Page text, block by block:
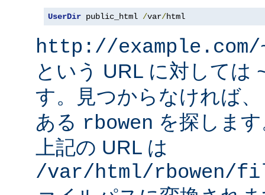
UserDir public_html /var/html
http://
という URL に対しては
す。見つからなければ
ある rbowen を探しま
上記の URL は
/var/html/rbowen/